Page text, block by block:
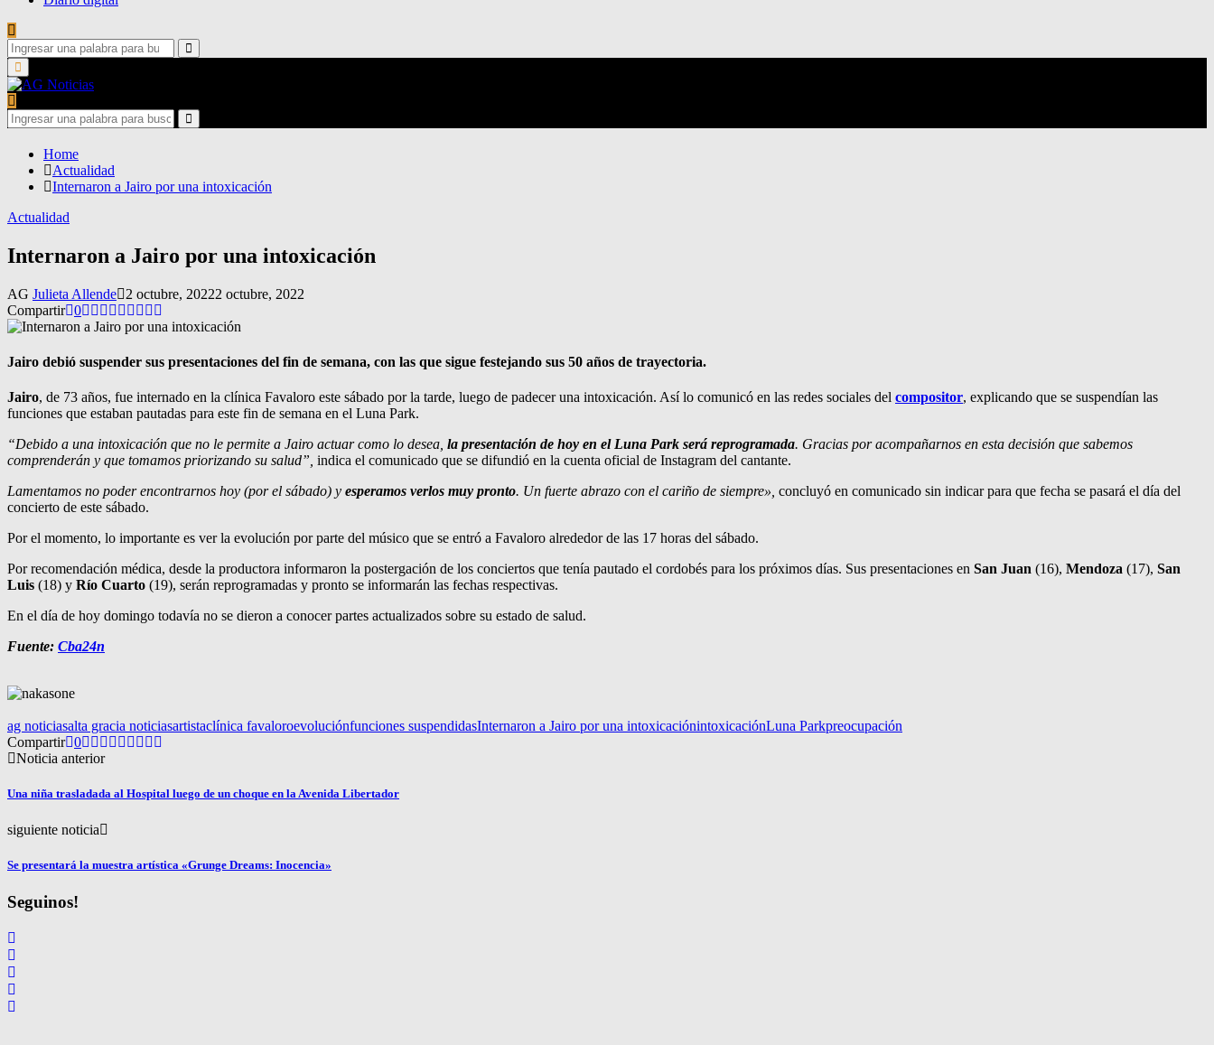
Search
for:
Search
Primary
Menu
Search
for:
Search
Home
Actualidad
Internaron a Jairo por una intoxicación
Actualidad
Internaron a Jairo por una intoxicación
AG Julieta Allende 2 octubre, 20222 octubre, 2022
Compartir 0
Jairo debió suspender sus presentaciones del fin de semana, con las que sigue festejando sus 50 años de trayectoria.
Jairo, de 73 años, fue internado en la clínica Favaloro este sábado por la tarde, luego de padecer una intoxicación. Así lo comunicó en las redes sociales del compositor, explicando que se suspendían las
funciones que estaban pautadas para este fin de semana en el Luna Park.
“Debido a una intoxicación que no le permite a Jairo actuar como lo desea, la presentación de hoy en el Luna Park será reprogramada. Gracias por acompañarnos en esta decisión que sabemos
comprenderán y que tomamos priorizando su salud”, indica el comunicado que se difundió en la cuenta oficial de Instagram del cantante.
Lamentamos no poder encontrarnos hoy (por el sábado) y esperamos verlos muy pronto. Un fuerte abrazo con el cariño de siempre», concluyó en comunicado sin indicar para que fecha se pasará el día del
concierto de este sábado.
Por el momento, lo importante es ver la evolución por parte del músico que se entró a Favaloro alrededor de las 17 horas del sábado.
Por recomendación médica, desde la productora informaron la postergación de los conciertos que tenía pautado el cordobés para los próximos días. Sus presentaciones en San Juan (16), Mendoza (17), San
Luis (18) y Río Cuarto (19), serán reprogramadas y pronto se informarán las fechas respectivas.
En el día de hoy domingo todavía no se dieron a conocer partes actualizados sobre su estado de salud.
Fuente: Cba24n
ag noticiasalta gracia noticiasartistaclínica favaloroevoluciónfunciones suspendidasInternaron a Jairo por una intoxicaciónintoxicaciónLuna Parkpreocupación
Compartir 0
Noticia anterior
Una niña trasladada al Hospital luego de un choque en la Avenida Libertador
siguiente noticia
Se presentará la muestra artística «Grunge Dreams: Inocencia»
Seguinos!